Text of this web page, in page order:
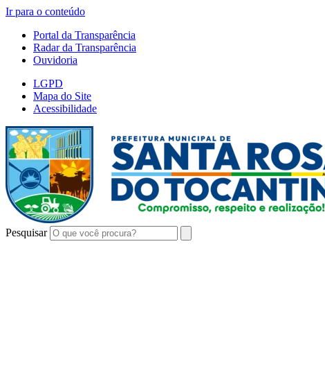
Ir para o conteúdo
Portal da Transparência
Radar da Transparência
Ouvidoria
LGPD
Mapa do Site
Acessibilidade
Pesquisar